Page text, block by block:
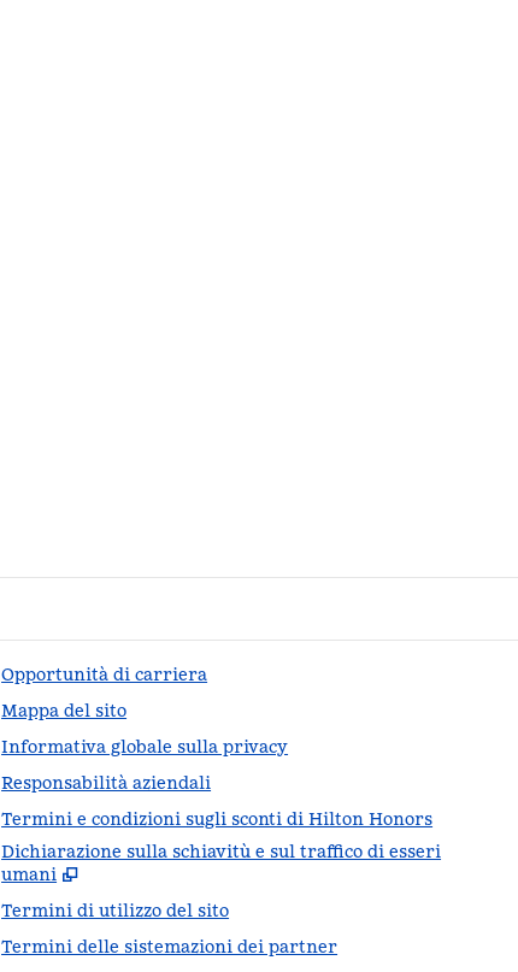
Opportunità di carriera
Mappa del sito
Informativa globale sulla privacy
Responsabilità aziendali
Termini e condizioni sugli sconti di Hilton Honors
Dichiarazione sulla schiavitù e sul traffico di esseri
umani
Termini di utilizzo del sito
Termini delle sistemazioni dei partner